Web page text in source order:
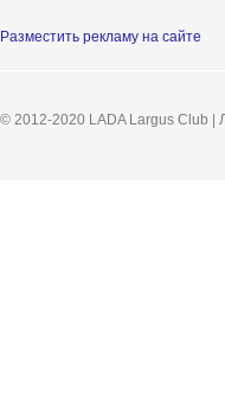
Разместить рекламу на сайте
© 2012-2020 LADA Largus Club |